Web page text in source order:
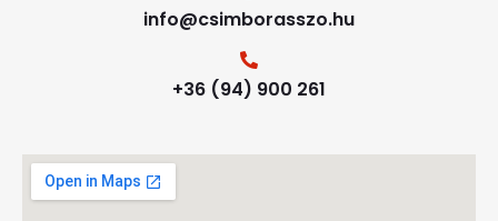
info@csimborasszo.hu
+36 (94) 900 261